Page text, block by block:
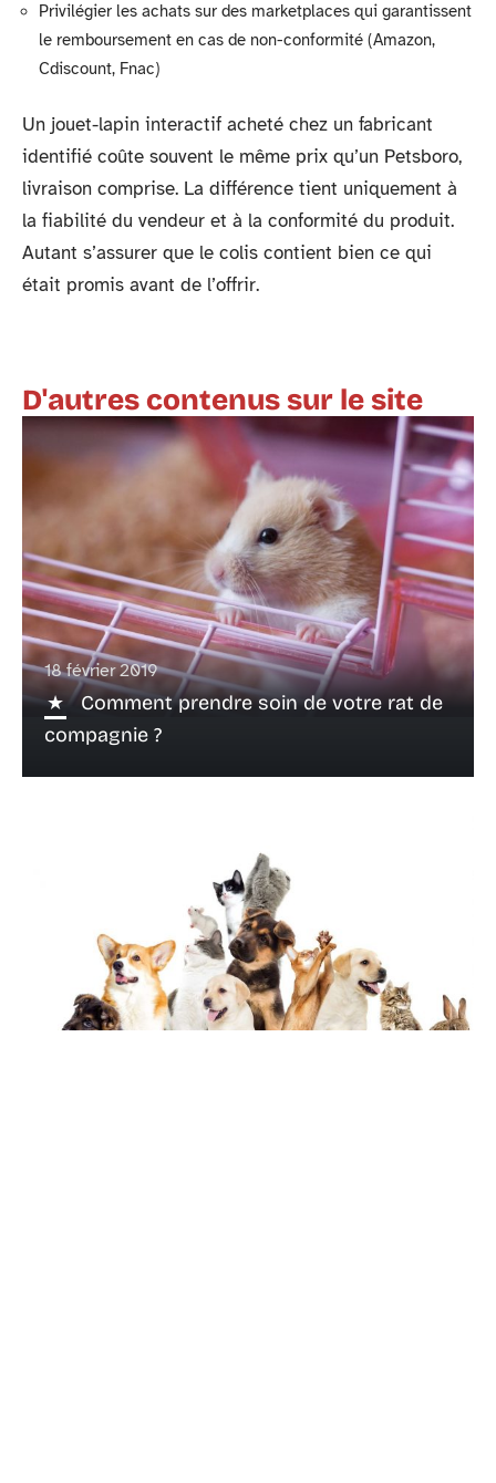
Privilégier les achats sur des marketplaces qui garantissent
le remboursement en cas de non-conformité (Amazon,
Cdiscount, Fnac)
Un jouet-lapin interactif acheté chez un fabricant
identifié coûte souvent le même prix qu’un Petsboro,
livraison comprise. La différence tient uniquement à
la fiabilité du vendeur et à la conformité du produit.
Autant s’assurer que le colis contient bien ce qui
était promis avant de l’offrir.
D'autres contenus sur le site
18 février 2019
Comment prendre soin de votre rat de
compagnie ?